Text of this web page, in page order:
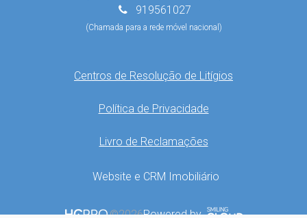
919561027
(Chamada para a rede móvel nacional)
Centros de Resolução de Litígios
Política de Privacidade
Livro de Reclamações
Website e CRM Imobiliário
©2026Powered by